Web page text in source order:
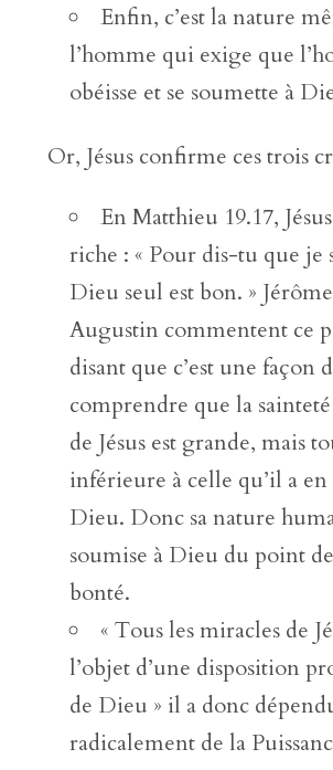
Enfin, c’est la nature
l’homme qui exige que
obéisse et se soumette à
Or, Jésus confirme ces trois
En Matthieu 19.17,
riche : « Pour dis-tu que je
Dieu seul est bon. »
Augustin commentent ce
disant que c’est une façon
comprendre que la sainteté
de Jésus est grande, mais
inférieure à celle qu’il a
Dieu. Donc sa nature
soumise à Dieu du point
bonté.
« Tous les miracles de
l’objet d’une disposition
de Dieu » il a donc
radicalement de la